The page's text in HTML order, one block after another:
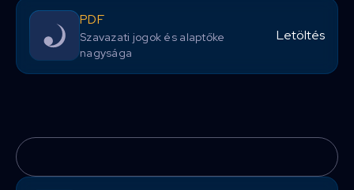
PDF
Szavazati jogok és alaptőke
nagysága
Letöltés